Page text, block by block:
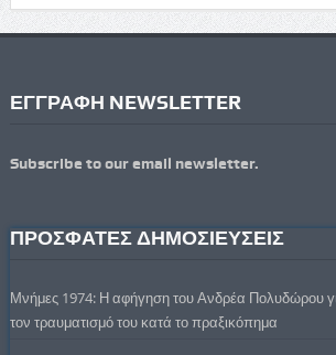
ΕΓΓΡΑΦΗ NEWSLETTER
Subscribe to our email newsletter.
ΠΡΟΣΦΑΤΕΣ ΔΗΜΟΣΙΕΥΣΕΙΣ
Μνήμες 1974: Η αφήγηση του Ανδρέα Πολυδώρου
τον τραυματισμό του κατά το πραξικόπημα